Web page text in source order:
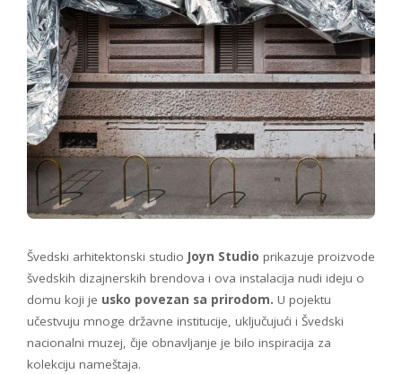
Švedski arhitektonski studio Joyn Studio prikazuje proizvode
švedskih dizajnerskih brendova i ova instalacija nudi ideju o
domu koji je usko povezan sa prirodom. U pojektu
učestvuju mnoge državne institucije, uključujući i Švedski
nacionalni muzej, čije obnavljanje je bilo inspiracija za
kolekciju nameštaja.